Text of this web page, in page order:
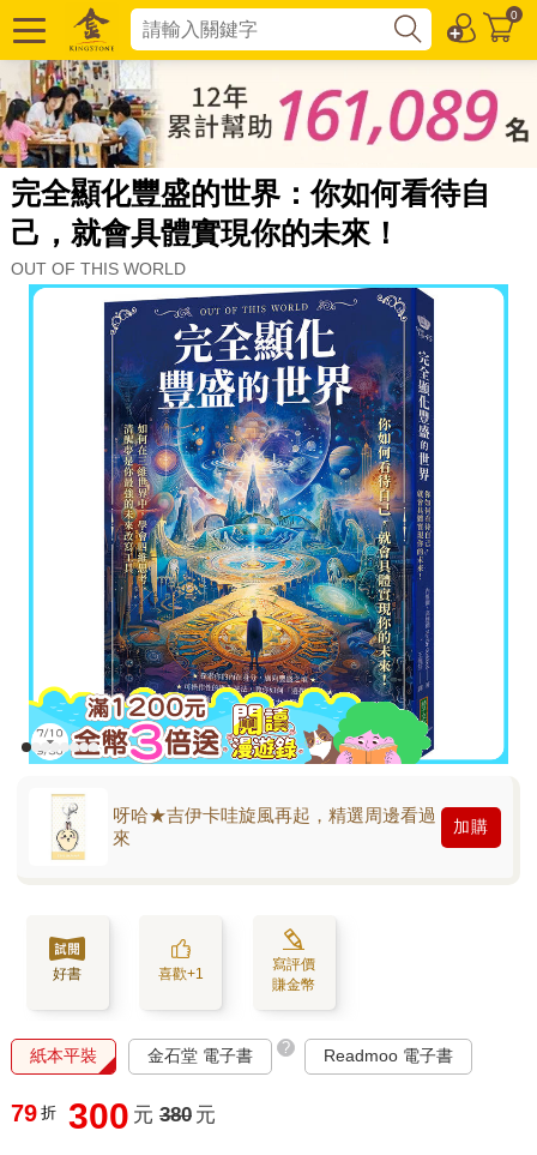
0
完全顯化豐盛的世界：你如何看待自
己，就會具體實現你的未來！
OUT OF THIS WORLD
呀哈★吉伊卡哇旋風再起，精選周邊看過
來
加購
好書 喜歡+1
寫評價
賺金幣
紙本平裝 金石堂 電子書 ? Readmoo 電子書
79 折 300 元 380 元